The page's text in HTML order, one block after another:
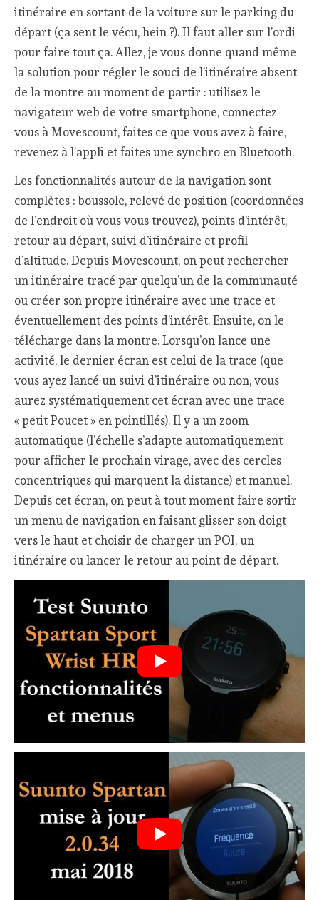
itinéraire en sortant de la voiture sur le parking du
départ (ça sent le vécu, hein ?). Il faut aller sur l’ordi
pour faire tout ça. Allez, je vous donne quand même
la solution pour régler le souci de l’itinéraire absent
de la montre au moment de partir : utilisez le
navigateur web de votre smartphone, connectez-
vous à Movescount, faites ce que vous avez à faire,
revenez à l’appli et faites une synchro en Bluetooth.
Les fonctionnalités autour de la navigation sont
complètes : boussole, relevé de position (coordonnées
de l’endroit où vous vous trouvez), points d’intérêt,
retour au départ, suivi d’itinéraire et profil
d’altitude. Depuis Movescount, on peut rechercher
un itinéraire tracé par quelqu’un de la communauté
ou créer son propre itinéraire avec une trace et
éventuellement des points d’intérêt. Ensuite, on le
télécharge dans la montre. Lorsqu’on lance une
activité, le dernier écran est celui de la trace (que
vous ayez lancé un suivi d’itinéraire ou non, vous
aurez systématiquement cet écran avec une trace
« petit Poucet » en pointillés). Il y a un zoom
automatique (l’échelle s’adapte automatiquement
pour afficher le prochain virage, avec des cercles
concentriques qui marquent la distance) et manuel.
Depuis cet écran, on peut à tout moment faire sortir
un menu de navigation en faisant glisser son doigt
vers le haut et choisir de charger un POI, un
itinéraire ou lancer le retour au point de départ.